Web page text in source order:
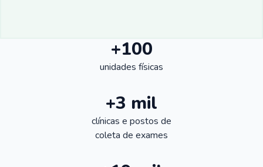
+100
unidades físicas
+3 mil
clínicas e postos de
coleta de exames